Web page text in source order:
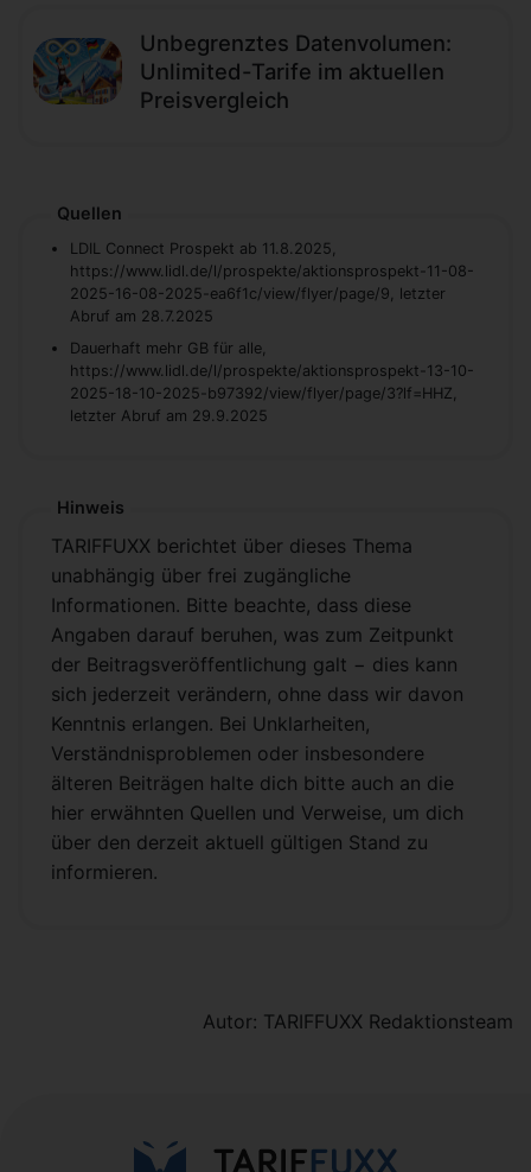
Unbegrenztes Datenvolumen:
Unlimited-Tarife im aktuellen
Preisvergleich
Quellen
LDIL Connect Prospekt ab 11.8.2025,
https://www.lidl.de/l/prospekte/aktionsprospekt-11-08-
2025-16-08-2025-ea6f1c/view/flyer/page/9, letzter
Abruf am 28.7.2025
Dauerhaft mehr GB für alle,
https://www.lidl.de/l/prospekte/aktionsprospekt-13-10-
2025-18-10-2025-b97392/view/flyer/page/3?lf=HHZ,
letzter Abruf am 29.9.2025
Hinweis
TARIFFUXX berichtet über dieses Thema
unabhängig über frei zugängliche
Informationen. Bitte beachte, dass diese
Angaben darauf beruhen, was zum Zeitpunkt
der Beitragsveröffentlichung galt − dies kann
sich jederzeit verändern, ohne dass wir davon
Kenntnis erlangen. Bei Unklarheiten,
Verständnisproblemen oder insbesondere
älteren Beiträgen halte dich bitte auch an die
hier erwähnten Quellen und Verweise, um dich
über den derzeit aktuell gültigen Stand zu
informieren.
Autor: TARIFFUXX Redaktionsteam